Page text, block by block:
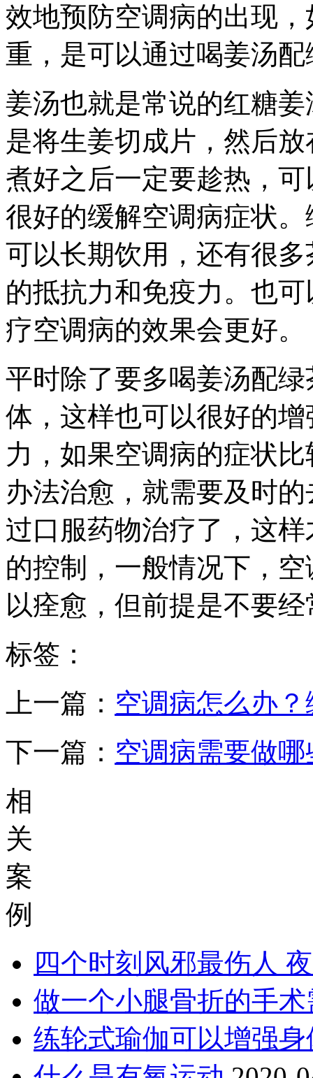
效地预防空调病的出现
重，是可以通过喝姜汤
姜汤也就是常说的红糖
是将生姜切成片，然后
煮好之后一定要趁热，
很好的缓解空调病症状
可以长期饮用，还有很
的抵抗力和免疫力。也
疗空调病的效果会更好。
平时除了要多喝姜汤配
体，这样也可以很好的
力，如果空调病的症状
办法治愈，就需要及时
过口服药物治疗了，这
的控制，一般情况下，
以痊愈，但前提是不要
标签：
上一篇： 空调病怎么办
下一篇： 空调病需要做
相
关
案
例
四个时刻风邪最伤人
做一个小腿骨折的手
练轮式瑜伽可以增强